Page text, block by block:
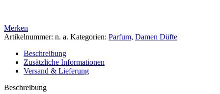
Merken
Artikelnummer: n. a. Kategorien: Parfum, Damen Düfte
Beschreibung
Zusätzliche Informationen
Versand & Lieferung
Beschreibung